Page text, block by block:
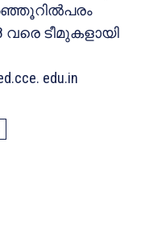
ടീമുകളായി
edu.in